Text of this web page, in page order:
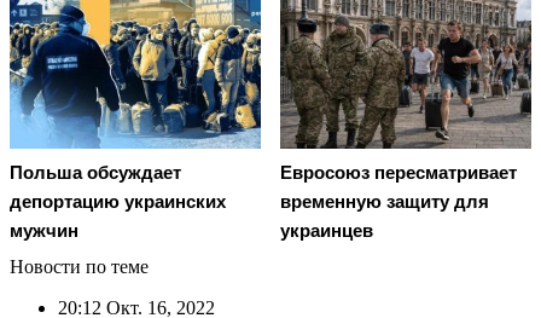
Польша обсуждает
депортацию украинских
мужчин
Евросоюз пересматривает
временную защиту для
украинцев
Новости по теме
20:12 Окт. 16, 2022